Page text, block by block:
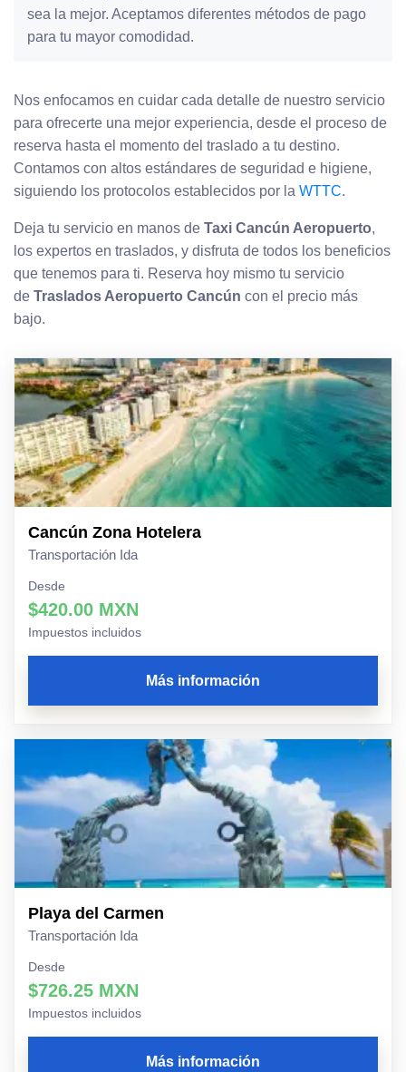
sea la mejor. Aceptamos diferentes métodos de pago
para tu mayor comodidad.
Nos enfocamos en cuidar cada detalle de nuestro servicio
para ofrecerte una mejor experiencia, desde el proceso de
reserva hasta el momento del traslado a tu destino.
Contamos con altos estándares de seguridad e higiene,
siguiendo los protocolos establecidos por la WTTC.
Deja tu servicio en manos de Taxi Cancún Aeropuerto,
los expertos en traslados, y disfruta de todos los beneficios
que tenemos para ti. Reserva hoy mismo tu servicio
de Traslados Aeropuerto Cancún con el precio más
bajo.
Cancún Zona Hotelera
Transportación Ida
Desde
$420.00 MXN
Impuestos incluidos
Más información
Playa del Carmen
Transportación Ida
Desde
$726.25 MXN
Impuestos incluidos
Más información